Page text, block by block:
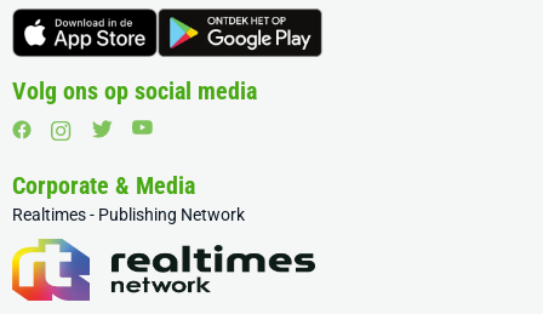
Volg ons op social media
Corporate & Media
Realtimes - Publishing Network